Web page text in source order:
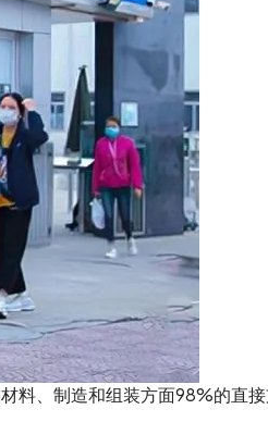
、制造和组装方面98%的直接